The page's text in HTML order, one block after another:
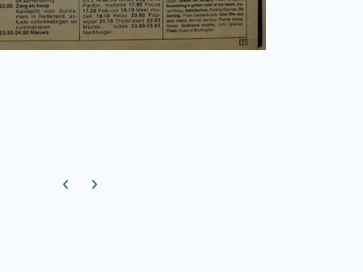
Previous carousel slide
Next carousel slide